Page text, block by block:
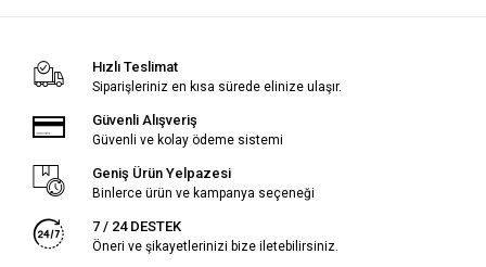
Hızlı Teslimat
Siparişleriniz en kısa sürede elinize ulaşır.
Güvenli Alışveriş
Güvenli ve kolay ödeme sistemi
Geniş Ürün Yelpazesi
Binlerce ürün ve kampanya seçeneği
7 / 24 DESTEK
Öneri ve şikayetlerinizi bize iletebilirsiniz.